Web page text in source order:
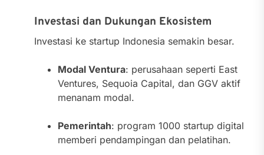
Investasi dan Dukungan Ekosistem
Investasi ke startup Indonesia semakin besar.
Modal Ventura: perusahaan seperti East
Ventures, Sequoia Capital, dan GGV aktif
menanam modal.
Pemerintah: program 1000 startup digital
memberi pendampingan dan pelatihan.